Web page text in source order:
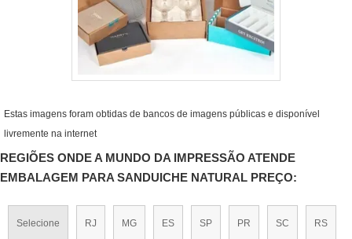
Estas imagens foram obtidas de bancos de imagens públicas e disponível
livremente na internet
REGIÕES ONDE A MUNDO DA IMPRESSÃO ATENDE
EMBALAGEM PARA SANDUICHE NATURAL PREÇO:
Selecione RJ MG ES SP PR SC RS